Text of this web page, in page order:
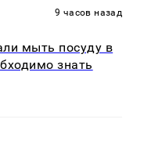
9 часов назад
мыть посуду в
знать